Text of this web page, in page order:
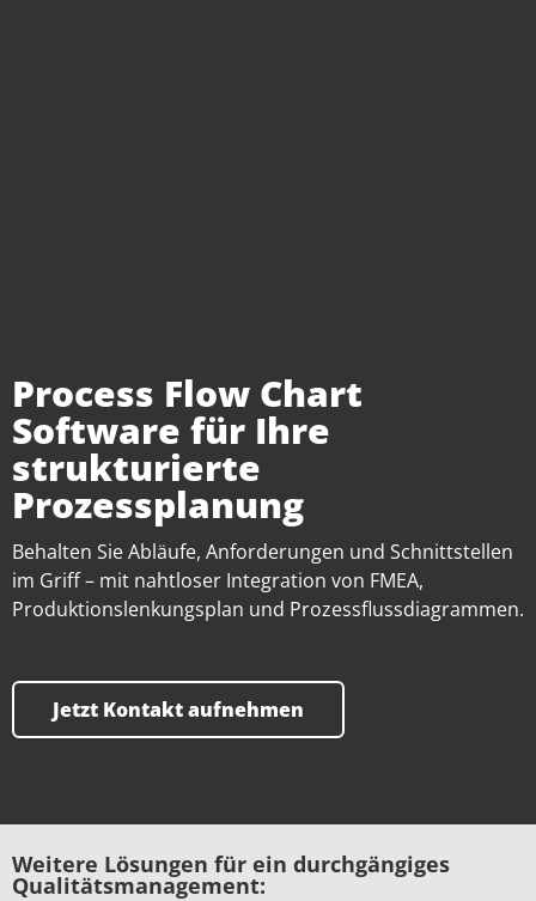
Process Flow Chart
Software für Ihre
strukturierte
Prozessplanung
Behalten Sie Abläufe, Anforderungen und Schnittstellen
im Griff – mit nahtloser Integration von FMEA,
Produktionslenkungsplan und Prozessflussdiagrammen.
Jetzt Kontakt aufnehmen
Weitere Lösungen für ein durchgängiges
Qualitätsmanagement: